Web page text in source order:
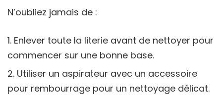
N’oubliez jamais de :
Enlever toute la literie avant de nettoyer pour
commencer sur une bonne base.
Utiliser un aspirateur avec un accessoire
pour rembourrage pour un nettoyage délicat.